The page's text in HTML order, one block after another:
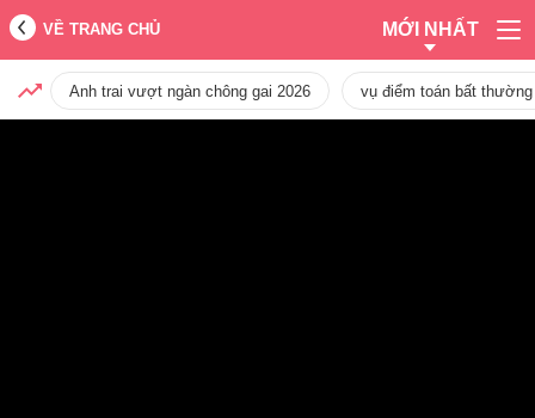
VỀ TRANG CHỦ MỚI NHẤT
Anh trai vượt ngàn chông gai 2026 vụ điểm toán bất